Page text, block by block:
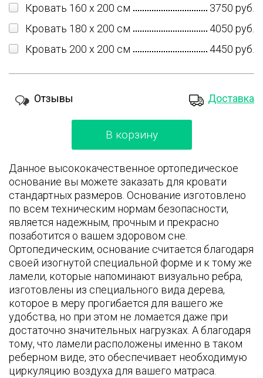
Кровать 160 x 200 см
3750 руб.
Кровать 180 x 200 см
4050 руб.
Кровать 200 x 200 см
4450 руб.
Отзывы Доставка
В корзину
Данное высококачественное ортопедическое
основание вы можете заказать для кровати
стандартных размеров. Основание изготовлено
по всем техническим нормам безопасности,
является надежным, прочным и прекрасно
позаботится о вашем здоровом сне.
Ортопедическим, основание считается благодаря
своей изогнутой специальной форме и к тому же
ламели, которые напоминают визуально ребра,
изготовлены из специального вида дерева,
которое в меру прогибается для вашего же
удобства, но при этом не ломается даже при
достаточно значительных нагрузках. А благодаря
тому, что ламели расположены именно в таком
реберном виде, это обеспечивает необходимую
циркуляцию воздуха для вашего матраса.